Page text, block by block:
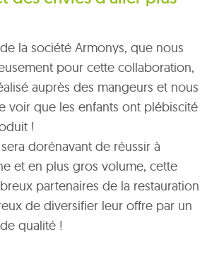
la société Armonys, que nous
pour cette collaboration,
auprès des mangeurs et nous
voir que les enfants ont plébiscité
!
dorénavant de réussir à
et en plus gros volume, cette
partenaires de la restauration
de diversifier leur offre par un
qualité !